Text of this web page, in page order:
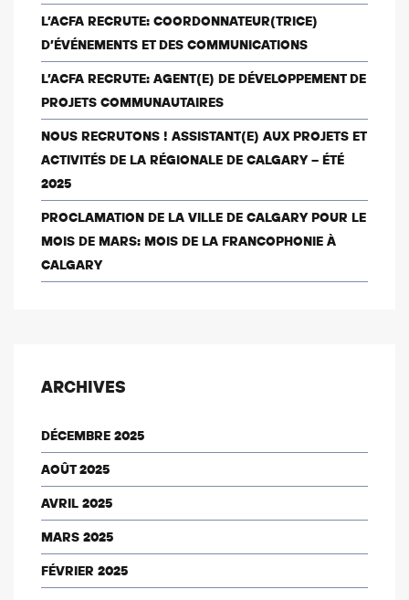
L’ACFA RECRUTE: COORDONNATEUR(TRICE)
D’ÉVÉNEMENTS ET DES COMMUNICATIONS
L’ACFA RECRUTE: AGENT(E) DE DÉVELOPPEMENT DE
PROJETS COMMUNAUTAIRES
NOUS RECRUTONS ! ASSISTANT(E) AUX PROJETS ET
ACTIVITÉS DE LA RÉGIONALE DE CALGARY – ÉTÉ
2025
PROCLAMATION DE LA VILLE DE CALGARY POUR LE
MOIS DE MARS: MOIS DE LA FRANCOPHONIE À
CALGARY
ARCHIVES
DÉCEMBRE 2025
AOÛT 2025
AVRIL 2025
MARS 2025
FÉVRIER 2025